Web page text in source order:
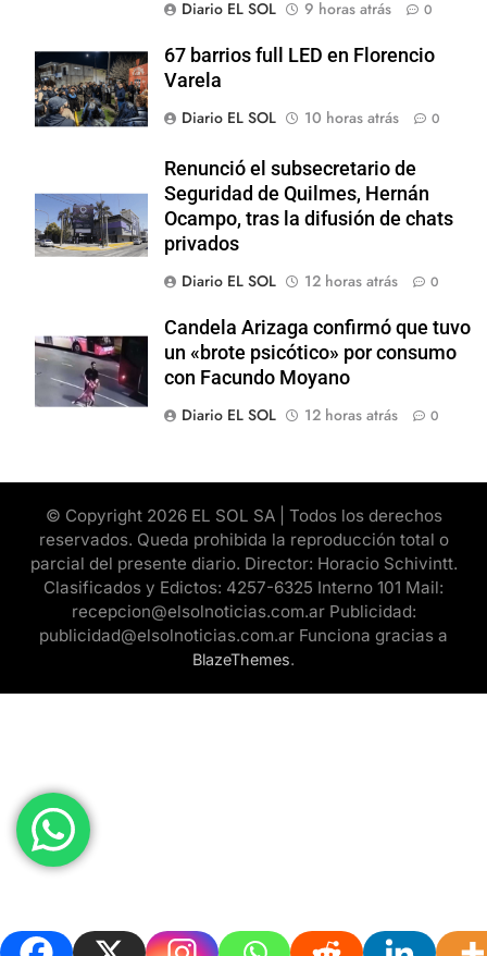
Diario EL SOL
9 horas atrás 0
67 barrios full LED en Florencio
Varela
Diario EL SOL
10 horas atrás 0
Renunció el subsecretario de
Seguridad de Quilmes, Hernán
Ocampo, tras la difusión de chats
privados
Diario EL SOL
12 horas atrás 0
Candela Arizaga confirmó que tuvo
un «brote psicótico» por consumo
con Facundo Moyano
Diario EL SOL
12 horas atrás 0
© Copyright 2026 EL SOL SA | Todos los derechos
reservados. Queda prohibida la reproducción total o
parcial del presente diario. Director: Horacio Schivintt.
Clasificados y Edictos: 4257-6325 Interno 101 Mail:
recepcion@elsolnoticias.com.ar Publicidad:
publicidad@elsolnoticias.com.ar Funciona gracias a
BlazeThemes.